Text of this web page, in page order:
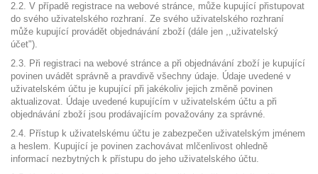
2.2. V případě registrace na webové stránce, může kupující přistupovat
do svého uživatelského rozhraní. Ze svého uživatelského rozhraní
může kupující provádět objednávání zboží (dále jen ,,uživatelský
účet").
2.3. Při registraci na webové stránce a při objednávání zboží je kupující
povinen uvádět správně a pravdivě všechny údaje. Údaje uvedené v
uživatelském účtu je kupující při jakékoliv jejich změně povinen
aktualizovat. Údaje uvedené kupujícím v uživatelském účtu a při
objednávání zboží jsou prodávajícím považovány za správné.
2.4. Přístup k uživatelskému účtu je zabezpečen uživatelským jménem
a heslem. Kupující je povinen zachovávat mlčenlivost ohledně
informací nezbytných k přístupu do jeho uživatelského účtu.